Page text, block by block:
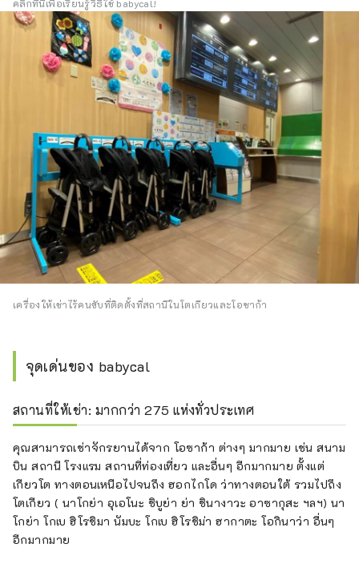
คลิกที่นี่เพื่อเรียนรู้วิธีใช้ babycal!
เครื่องให้เช่าไร้คนขับที่ติดตั้งที่สถานีในโตเกียวและโอซาก้า
จุดเด่นของ babycal
สถานที่ให้เช่า: มากกว่า 275 แห่งทั่วประเทศ
คุณสามารถเช่าจักรยานได้จาก โอซาก้า ต่างๆ มากมาย เช่น สนาม
บิน สถานี โรงแรม สถานที่ท่องเที่ยว และอื่นๆ อีกมากมาย ตั้งแต่
เกียวโต ทางตอนเหนือไปจนถึง ฮอกไกโด ว่าทางตอนใต้ รวมไปถึง
โตเกียว ( นาโกย่า อุเอโนะ ชิบูย่า ย่า ชินางาวะ อาซากุสะ ฯลฯ) นา
โกย่า โกเบ ฮิโรชิมา นัมบะ โกเบ ฮิโรชิม่า ฮากาตะ โอกินาว่า อื่นๆ
อีกมากมาย